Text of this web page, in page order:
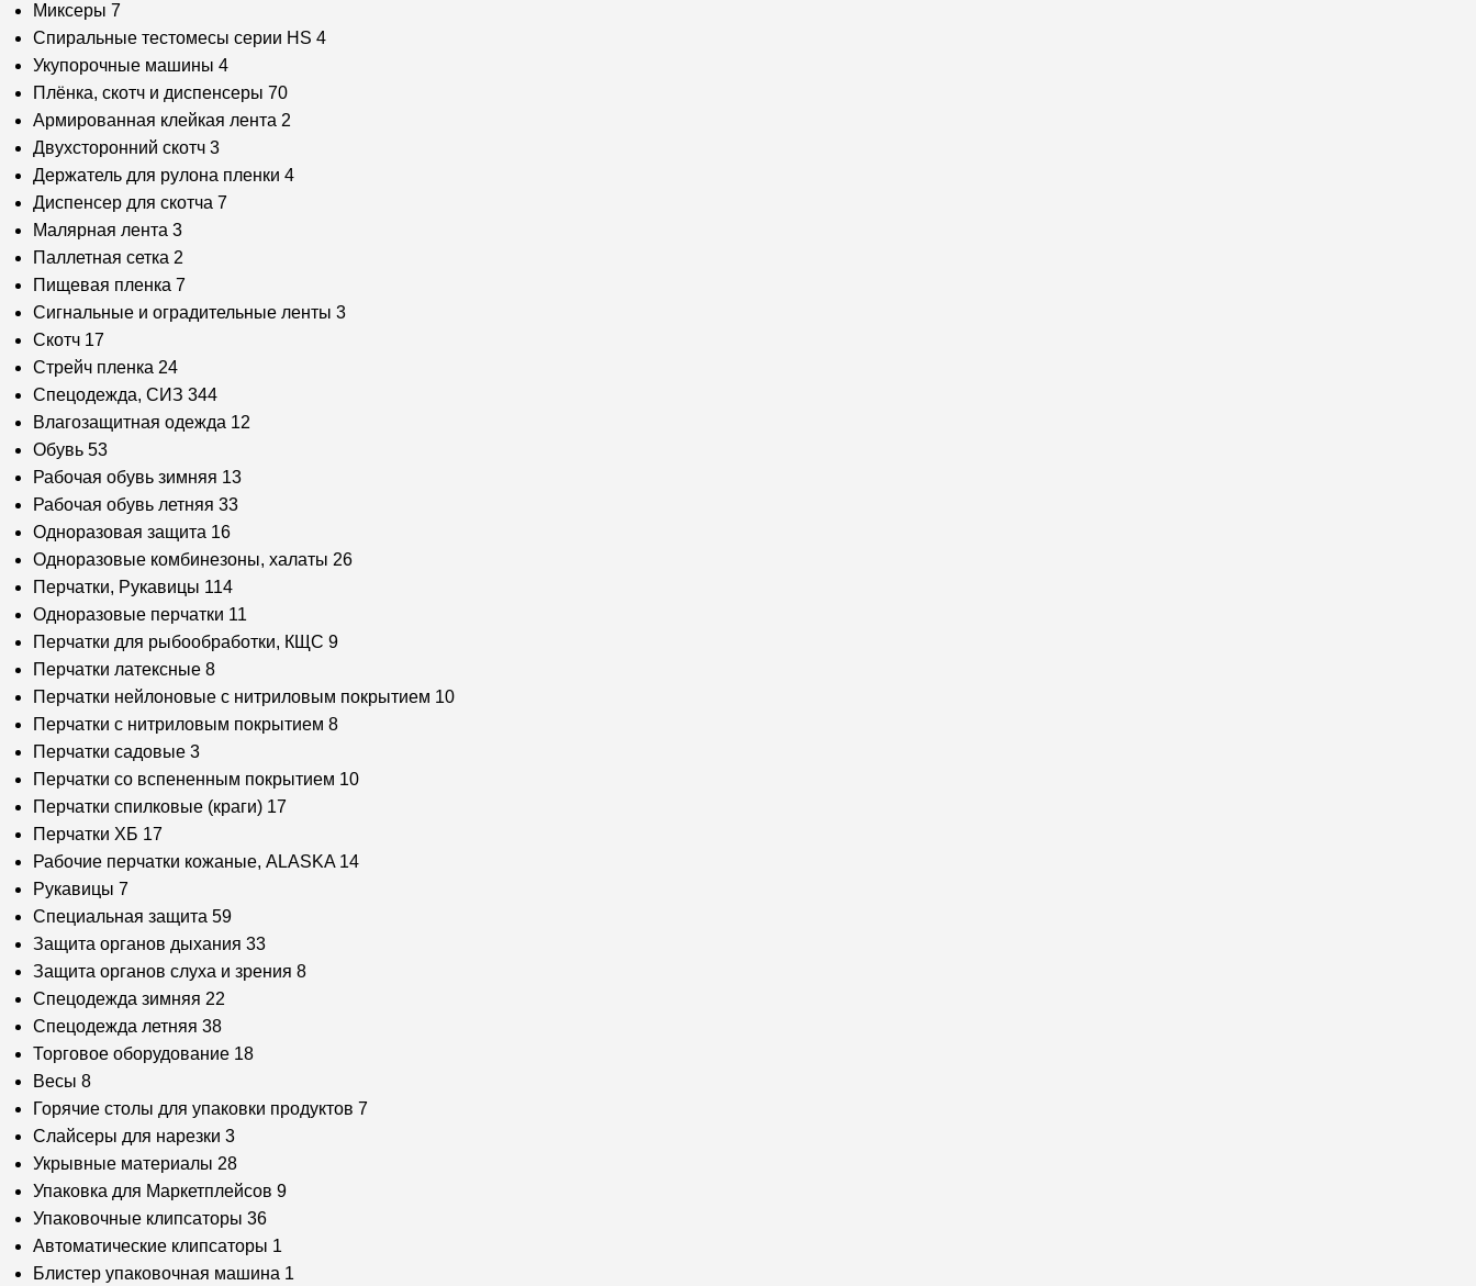
Миксеры 7
Спиральные тестомесы серии HS 4
Укупорочные машины 4
Плёнка, скотч и диспенсеры 70
Армированная клейкая лента 2
Двухсторонний скотч 3
Держатель для рулона пленки 4
Диспенсер для скотча 7
Малярная лента 3
Паллетная сетка 2
Пищевая пленка 7
Сигнальные и оградительные ленты 3
Скотч 17
Стрейч пленка 24
Спецодежда, СИЗ 344
Влагозащитная одежда 12
Обувь 53
Рабочая обувь зимняя 13
Рабочая обувь летняя 33
Одноразовая защита 16
Одноразовые комбинезоны, халаты 26
Перчатки, Рукавицы 114
Одноразовые перчатки 11
Перчатки для рыбообработки, КЩС 9
Перчатки латексные 8
Перчатки нейлоновые с нитриловым покрытием 10
Перчатки с нитриловым покрытием 8
Перчатки садовые 3
Перчатки со вспененным покрытием 10
Перчатки спилковые (краги) 17
Перчатки ХБ 17
Рабочие перчатки кожаные, ALASKA 14
Рукавицы 7
Специальная защита 59
Защита органов дыхания 33
Защита органов слуха и зрения 8
Спецодежда зимняя 22
Спецодежда летняя 38
Торговое оборудование 18
Весы 8
Горячие столы для упаковки продуктов 7
Слайсеры для нарезки 3
Укрывные материалы 28
Упаковка для Маркетплейсов 9
Упаковочные клипсаторы 36
Автоматические клипсаторы 1
Блистер упаковочная машина 1